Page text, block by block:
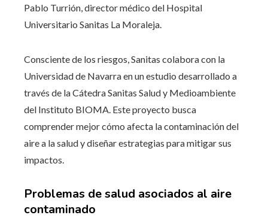
Pablo Turrión, director médico del Hospital
Universitario Sanitas La Moraleja.
Consciente de los riesgos, Sanitas colabora con la
Universidad de Navarra en un estudio desarrollado a
través de la Cátedra Sanitas Salud y Medioambiente
del Instituto BIOMA. Este proyecto busca
comprender mejor cómo afecta la contaminación del
aire a la salud y diseñar estrategias para mitigar sus
impactos.
Problemas de salud asociados al aire
contaminado